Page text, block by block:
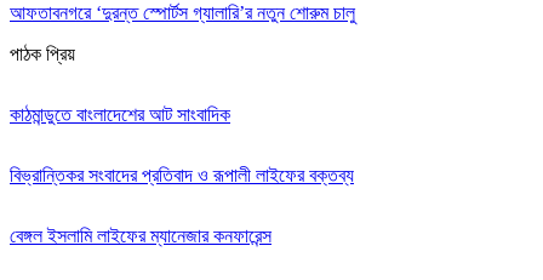
আফতাবনগরে ‘দুরন্ত স্পোর্টস গ্যালারি’র নতুন শোরুম চালু
পাঠক প্রিয়
কাঠমান্ডুতে বাংলাদেশের আট সাংবাদিক
বিভ্রান্তিকর সংবাদের প্রতিবাদ ও রূপালী লাইফের বক্তব্য
বেঙ্গল ইসলামি লাইফের ম্যানেজার কনফারেন্স